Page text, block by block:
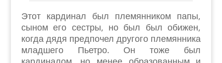
Этот кардинал был племянником папы,
сыном его сестры, но был был обижен,
когда дядя предпочел другого племянника
младшего Пьетро. Он тоже был